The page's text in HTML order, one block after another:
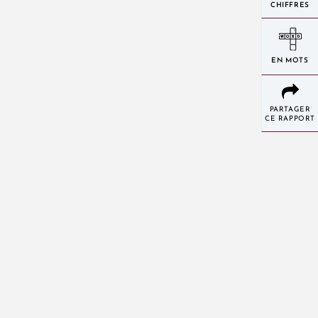
CHIFFRES
EN MOTS
PARTAGER
CE RAPPORT